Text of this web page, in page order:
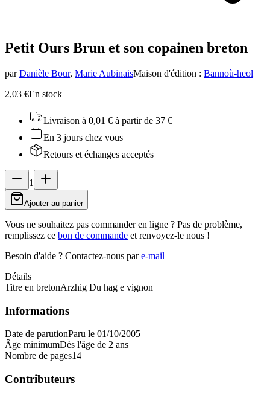
Petit Ours Brun et son copainen breton
par Danièle Bour, Marie AubinaisMaison d'édition : Bannoù-heol
2,03 €En stock
Livraison à 0,01 € à partir de 37 €
En 3 jours chez vous
Retours et échanges acceptés
1
Ajouter au panier
Vous ne souhaitez pas commander en ligne ? Pas de problème,
remplissez ce bon de commande et renvoyez-le nous !
Besoin d'aide ? Contactez-nous pare-mail
Détails
Titre en bretonArzhig Du hag e vignon
Informations
Date de parutionParu le 01/10/2005
Âge minimumDès l'âge de 2 ans
Nombre de pages14
Contributeurs